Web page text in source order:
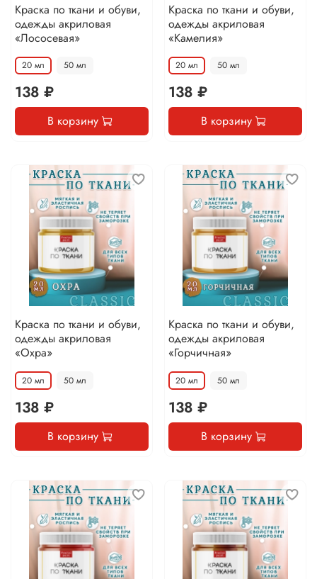
Краска по ткани и обуви,
одежды акриловая
«Лососевая»
20 мл 50 мл
138 ₽
В корзину
Краска по ткани и обуви,
одежды акриловая
«Камелия»
20 мл 50 мл
138 ₽
В корзину
Краска по ткани и обуви,
одежды акриловая
«Охра»
20 мл 50 мл
138 ₽
В корзину
Краска по ткани и обуви,
одежды акриловая
«Горчичная»
20 мл 50 мл
138 ₽
В корзину